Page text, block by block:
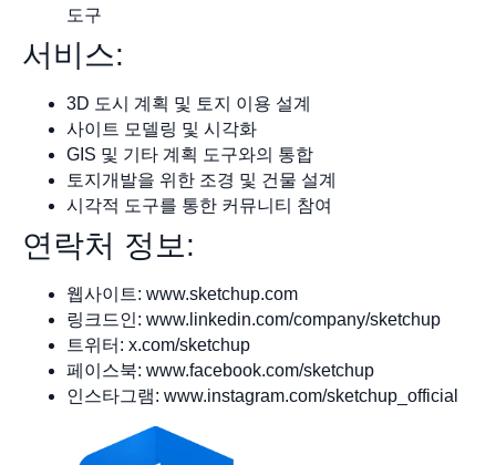
도구
서비스:
3D 도시 계획 및 토지 이용 설계
사이트 모델링 및 시각화
GIS 및 기타 계획 도구와의 통합
토지개발을 위한 조경 및 건물 설계
시각적 도구를 통한 커뮤니티 참여
연락처 정보:
웹사이트: www.sketchup.com
링크드인: www.linkedin.com/company/sketchup
트위터: x.com/sketchup
페이스북: www.facebook.com/sketchup
인스타그램: www.instagram.com/sketchup_official